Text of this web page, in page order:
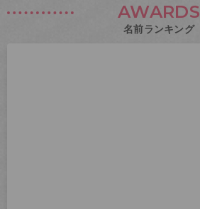
AWARDS
名前ランキング